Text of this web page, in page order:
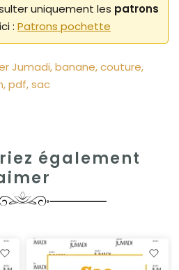
uniquement les patrons
: Patrons pochette
Jumadi banane couture
pdf sac
également